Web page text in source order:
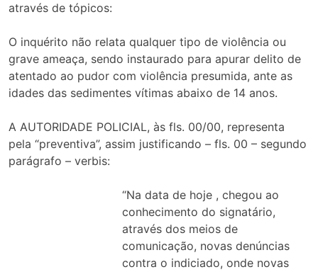
através de tópicos:
O inquérito não relata qualquer tipo de violência ou
grave ameaça, sendo instaurado para apurar delito de
atentado ao pudor com violência presumida, ante as
idades das sedimentes vítimas abaixo de 14 anos.
A AUTORIDADE POLICIAL, às fls. 00/00, representa
pela “preventiva”, assim justificando – fls. 00 – segundo
parágrafo – verbis:
“Na data de hoje , chegou ao
conhecimento do signatário,
através dos meios de
comunicação, novas denúncias
contra o indiciado, onde novas